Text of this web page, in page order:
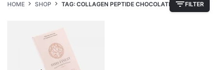
HOME SHOP TAG: COLLAGEN PEPTIDE CHOCOLATE FILTER